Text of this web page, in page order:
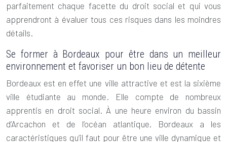
parfaitement chaque facette du droit social et qui vous
apprendront à évaluer tous ces risques dans les moindres
détails.
Se former à Bordeaux pour être dans un meilleur
environnement et favoriser un bon lieu de détente
Bordeaux est en effet une ville attractive et est la sixième
ville étudiante au monde. Elle compte de nombreux
apprentis en droit social. À une heure environ du bassin
d’Arcachon et de l’océan atlantique, Bordeaux a les
caractéristiques qu’il faut pour être une ville dynamique et